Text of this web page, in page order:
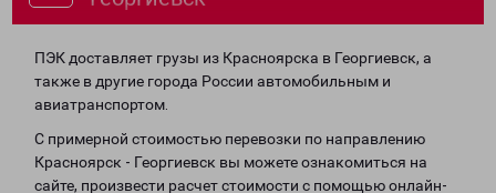
ПЭК доставляет грузы из Красноярска в Георгиевск, а
также в другие города России автомобильным и
авиатранспортом.
С примерной стоимостью перевозки по направлению
Красноярск - Георгиевск вы можете ознакомиться на
сайте, произвести расчет стоимости с помощью онлайн-